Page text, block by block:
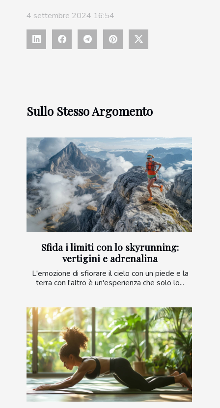
4 settembre 2024 16:54
Sullo Stesso Argomento
Sfida i limiti con lo skyrunning:
vertigini e adrenalina
L'emozione di sfiorare il cielo con un piede e la
terra con l'altro è un'esperienza che solo lo...